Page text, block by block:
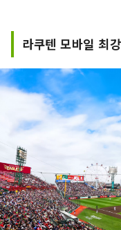
라쿠텐 모바일 최